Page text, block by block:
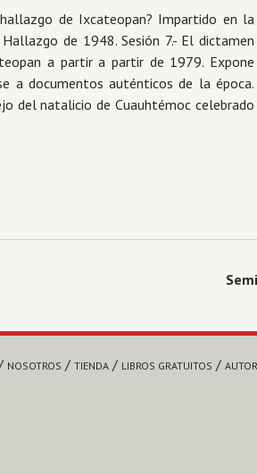
de Ixcateopan? Impartido en la
de 1948. Sesión 7.- El dictamen
a partir a partir de 1979. Expone
a documentos auténticos de la época.
del natalicio de Cuauhtémoc celebrado
NOSOTROS TIENDA LIBROS GRATUITOS